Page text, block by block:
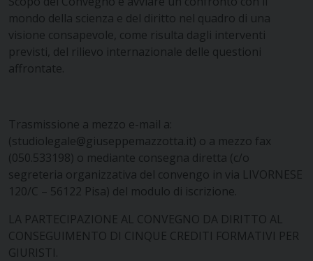
mondo della scienza e del diritto nel quadro di una
visione consapevole, come risulta dagli interventi
previsti, del rilievo internazionale delle questioni
affrontate.
Trasmissione a mezzo e-mail a:
(studiolegale@giuseppemazzotta.it) o a mezzo fax
(050.533198) o mediante consegna diretta (c/o
segreteria organizzativa del convengo in via LIVORNESE
120/C – 56122 Pisa) del modulo di iscrizione.
LA PARTECIPAZIONE AL CONVEGNO DA DIRITTO AL
CONSEGUIMENTO DI CINQUE CREDITI FORMATIVI PER
GIURISTI.